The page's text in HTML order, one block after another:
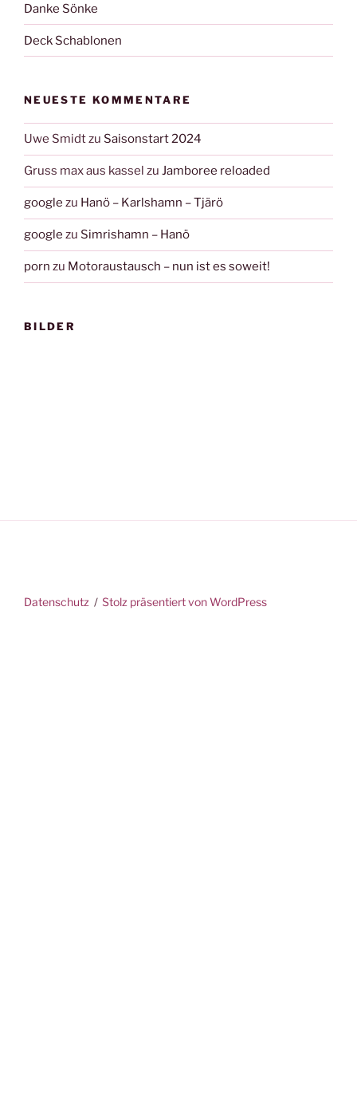
Danke Sönke
Deck Schablonen
NEUESTE KOMMENTARE
Uwe Smidtzu Saisonstart 2024
Gruss max aus kassel zu Jamboree reloaded
google zu Hanö – Karlshamn – Tjärö
google zu Simrishamn – Hanö
porn zu Motoraustausch – nun ist es soweit!
BILDER
Datenschutz Stolz präsentiert von WordPress